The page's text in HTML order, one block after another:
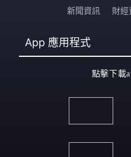
新聞資訊 財經
App 應用程式
點擊下載